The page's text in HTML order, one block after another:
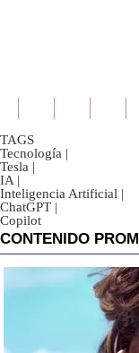
TAGS
Tecnología |
Tesla |
IA |
Inteligencia Artificial |
ChatGPT |
Copilot